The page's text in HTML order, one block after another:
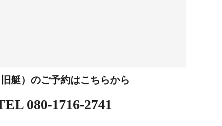
艇）のご予約はこちらから
080-1716-2741